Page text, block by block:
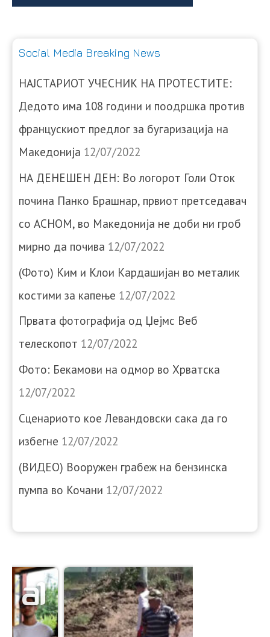
Social Media Breaking News
НАЈСТАРИОТ УЧЕСНИК НА ПРОТЕСТИТЕ:
Дедото има 108 години и поодршка против
францускиот предлог за бугаризација на
Македонија 12/07/2022
НА ДЕНЕШЕН ДЕН: Во логорот Голи Оток
почина Панко Брашнар, првиот претседавач
со АСНОМ, во Македонија не доби ни гроб
мирно да почива 12/07/2022
(Фото) Ким и Клои Кардашијан во металик
костими за капење 12/07/2022
Првата фотографија од Џејмс Веб
телескопот 12/07/2022
Фото: Бекамови на одмор во Хрватска
12/07/2022
Сценариото кое Левандовски сака да го
избегне 12/07/2022
(ВИДЕО) Вооружен грабеж на бензинска
пумпа во Кочани 12/07/2022